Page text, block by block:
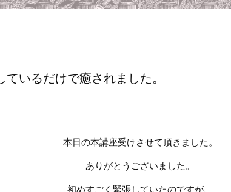
いるだけで癒されました。
本日の本講座受けさせて頂きました。
ありがとうございました。
初めすごく緊張していたのですが、